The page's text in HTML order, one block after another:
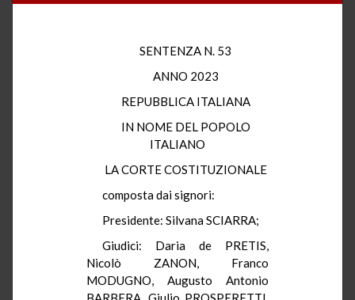
SENTENZA N. 53
ANNO 2023
REPUBBLICA ITALIANA
IN NOME DEL POPOLO
ITALIANO
LA CORTE COSTITUZIONALE
composta dai signori:
Presidente: Silvana SCIARRA;
Giudici: Daria de PRETIS,
Nicolò ZANON, Franco
MODUGNO, Augusto Antonio